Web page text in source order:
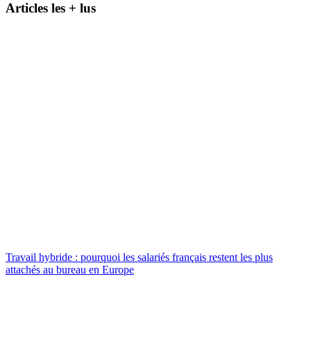
Articles les + lus
Travail hybride : pourquoi les salariés français restent les plus
attachés au bureau en Europe